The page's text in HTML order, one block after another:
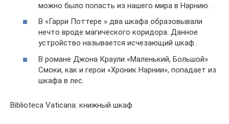
можно было попасть из нашего мира в Нарнию .
В «Гарри Поттере » два шкафа образовывали
нечто вроде магического коридора. Данное
устройство называется исчезающий шкаф.
В романе Джона Краули «Маленький, Большой»
Смоки, как и герои «Хроник Нарнии», попадает из
шкафа в лес.
Biblioteca Vaticana: книжный шкаф